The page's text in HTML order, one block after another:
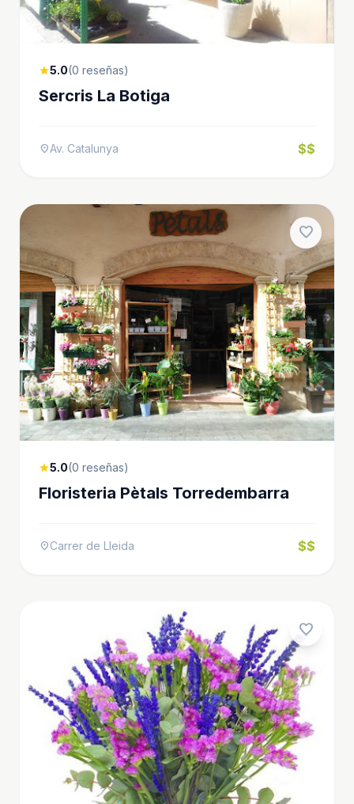
star5.0(0 reseñas)
Sercris La Botiga
location_onAv. Catalunya $$
favorite
star5.0(0 reseñas)
Floristeria Pètals Torredembarra
location_onCarrer de Lleida $$
favorite